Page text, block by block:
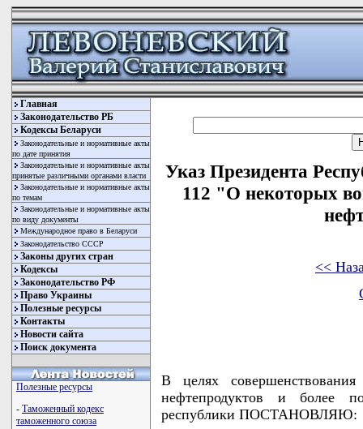
Главная
Законодательство РБ
Кодексы Беларуси
Законодательные и нормативные акты
по дате принятия
Законодательные и нормативные акты
принятые различными органами власти
Законодательные и нормативные акты
по темам
Законодательные и нормативные акты
по виду документы
Международное право в Беларуси
Законодательство СССР
Законы других стран
Кодексы
Законодательство РФ
Право Украины
Полезные ресурсы
Контакты
Новости сайта
Поиск документа
Полезные ресурсы
- Таможенный кодекс
таможенного союза
Указ Президента
112 "О некоторых
<<
В целях совершенствования
нефтепродуктов и более
республики ПОСТАНОВЛЯЮ: